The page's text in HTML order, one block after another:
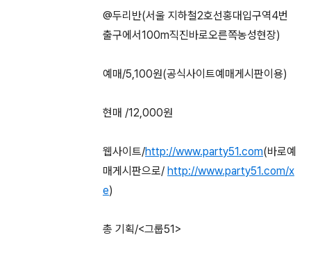
@두리반(서울 지하철2호선홍대입구역4번
출구에서100m직진바로오른쪽농성현장)
예매/5,100원(공식사이트예매게시판이용)
현매 /12,000원
웹사이트/http://www.party51.com(바로예
매게시판으로/ http://www.party51.com/x
e)
총 기획/<그룹51>